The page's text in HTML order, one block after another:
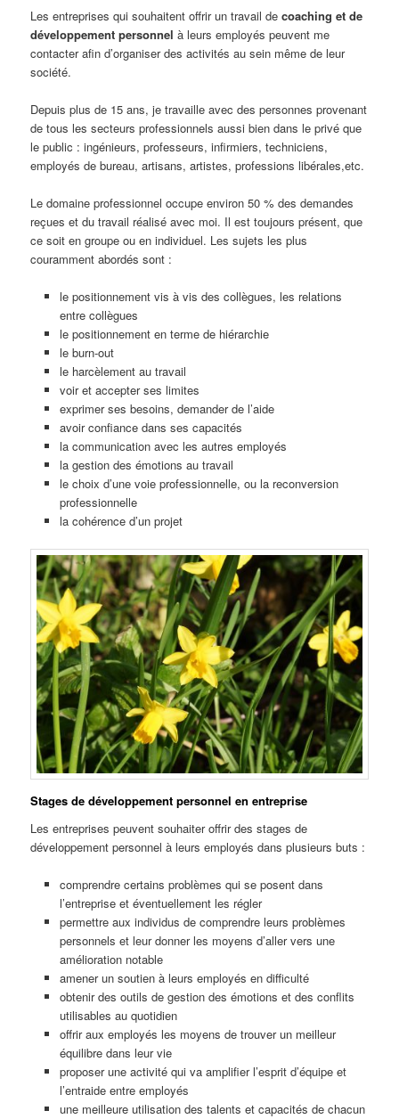
Les entreprises qui souhaitent offrir un travail decoaching et de
développement personnel à leurs employés peuvent me
contacter afin d’organiser des activités au sein même de leur
société.
Depuis plus de 15 ans, je travaille avec des personnes provenant
de tous les secteurs professionnels aussi bien dans le privé que
le public : ingénieurs, professeurs, infirmiers, techniciens,
employés de bureau, artisans, artistes, professions libérales,etc.
Le domaine professionnel occupe environ 50 % des demandes
reçues et du travail réalisé avec moi. Il est toujours présent, que
ce soit en groupe ou en individuel. Les sujets les plus
couramment abordés sont :
le positionnement vis à vis des collègues, les relations
entre collègues
le positionnement en terme de hiérarchie
le burn-out
le harcèlement au travail
voir et accepter ses limites
exprimer ses besoins, demander de l’aide
avoir confiance dans ses capacités
la communication avec les autres employés
la gestion des émotions au travail
le choix d’une voie professionnelle, ou la reconversion
professionnelle
la cohérence d’un projet
Stages de développement personnel en entreprise
Les entreprises peuvent souhaiter offrir des stages de
développement personnel à leurs employés dans plusieurs buts :
comprendre certains problèmes qui se posent dans
l’entreprise et éventuellement les régler
permettre aux individus de comprendre leurs problèmes
personnels et leur donner les moyens d’aller vers une
amélioration notable
amener un soutien à leurs employés en difficulté
obtenir des outils de gestion des émotions et des conflits
utilisables au quotidien
offrir aux employés les moyens de trouver un meilleur
équilibre dans leur vie
proposer une activité qui va amplifier l’esprit d’équipe et
l’entraide entre employés
une meilleure utilisation des talents et capacités de chacun